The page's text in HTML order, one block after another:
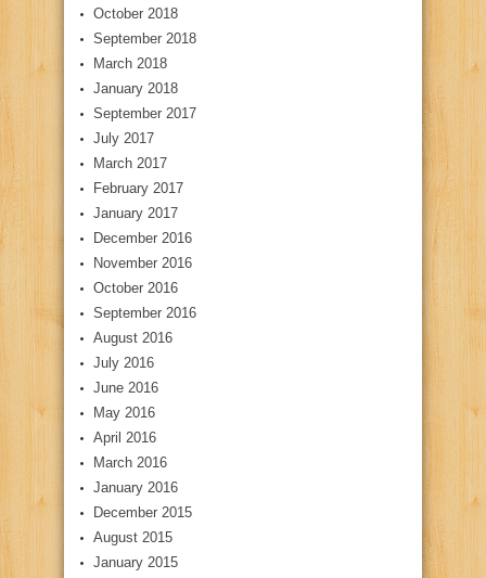
October 2018
September 2018
March 2018
January 2018
September 2017
July 2017
March 2017
February 2017
January 2017
December 2016
November 2016
October 2016
September 2016
August 2016
July 2016
June 2016
May 2016
April 2016
March 2016
January 2016
December 2015
August 2015
January 2015